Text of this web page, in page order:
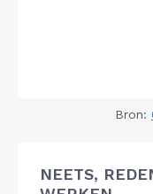
Bron:
NEETS,